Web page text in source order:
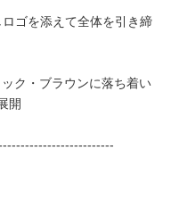
ゴを添えて全体を引き締
ク・ブラウンに落ち着い
開